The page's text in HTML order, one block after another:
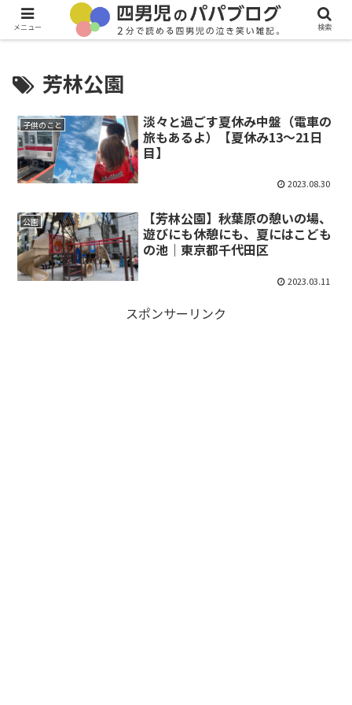
芳林公園
子供のこと
淡々と過ごす夏休み中盤（電車の
旅もあるよ）【夏休み13～21日
目】
2023.08.30
公園
【芳林公園】秋葉原の憩いの場、
遊びにも休憩にも、夏にはこども
の池｜東京都千代田区
2023.03.11
スポンサーリンク
メニュー 検索